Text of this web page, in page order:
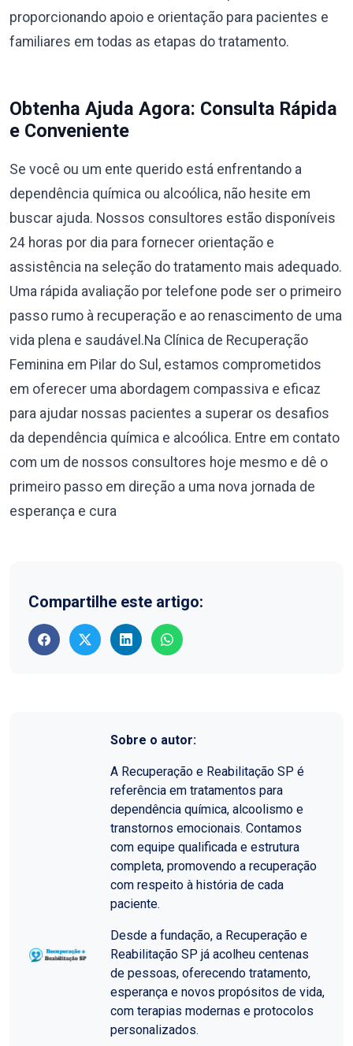
proporcionando apoio e orientação para pacientes e
familiares em todas as etapas do tratamento.
Obtenha Ajuda Agora: Consulta Rápida
e Conveniente
Se você ou um ente querido está enfrentando a
dependência química ou alcoólica, não hesite em
buscar ajuda. Nossos consultores estão disponíveis
24 horas por dia para fornecer orientação e
assistência na seleção do tratamento mais adequado.
Uma rápida avaliação por telefone pode ser o primeiro
passo rumo à recuperação e ao renascimento de uma
vida plena e saudável.Na Clínica de Recuperação
Feminina em Pilar do Sul, estamos comprometidos
em oferecer uma abordagem compassiva e eficaz
para ajudar nossas pacientes a superar os desafios
da dependência química e alcoólica. Entre em contato
com um de nossos consultores hoje mesmo e dê o
primeiro passo em direção a uma nova jornada de
esperança e cura
Compartilhe este artigo:
Sobre o autor:
A Recuperação e Reabilitação SP é
referência em tratamentos para
dependência química, alcoolismo e
transtornos emocionais. Contamos
com equipe qualificada e estrutura
completa, promovendo a recuperação
com respeito à história de cada
paciente.
Desde a fundação, a Recuperação e
Reabilitação SP já acolheu centenas
de pessoas, oferecendo tratamento,
esperança e novos propósitos de vida,
com terapias modernas e protocolos
personalizados.